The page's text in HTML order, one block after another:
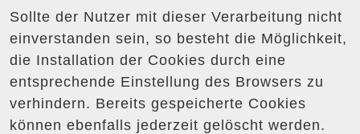
Sollte der Nutzer mit dieser Verarbeitung nicht
einverstanden sein, so besteht die Möglichkeit,
die Installation der Cookies durch eine
entsprechende Einstellung des Browsers zu
verhindern. Bereits gespeicherte Cookies
können ebenfalls jederzeit gelöscht werden.